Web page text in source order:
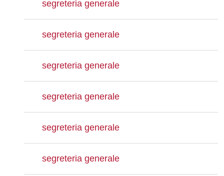
segreteria generale
segreteria generale
segreteria generale
segreteria generale
segreteria generale
segreteria generale